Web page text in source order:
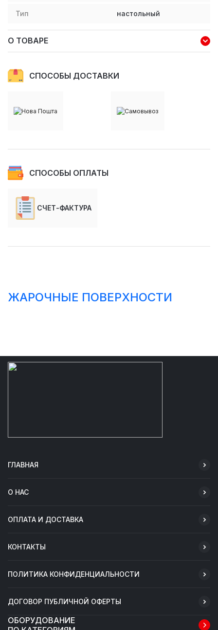
Тип настольный
О ТОВАРЕ
СПОСОБЫ ДОСТАВКИ
СПОСОБЫ ОПЛАТЫ
СЧЕТ-ФАКТУРА
ЖАРОЧНЫЕ ПОВЕРХНОСТИ
ГЛАВНАЯ
О НАС
ОПЛАТА И ДОСТАВКА
КОНТАКТЫ
ПОЛИТИКА КОНФИДЕНЦИАЛЬНОСТИ
ДОГОВОР ПУБЛИЧНОЙ ОФЕРТЫ
ОБОРУДОВАНИЕ